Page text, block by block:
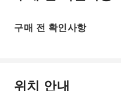
구매 전 확인사항
위치 안내